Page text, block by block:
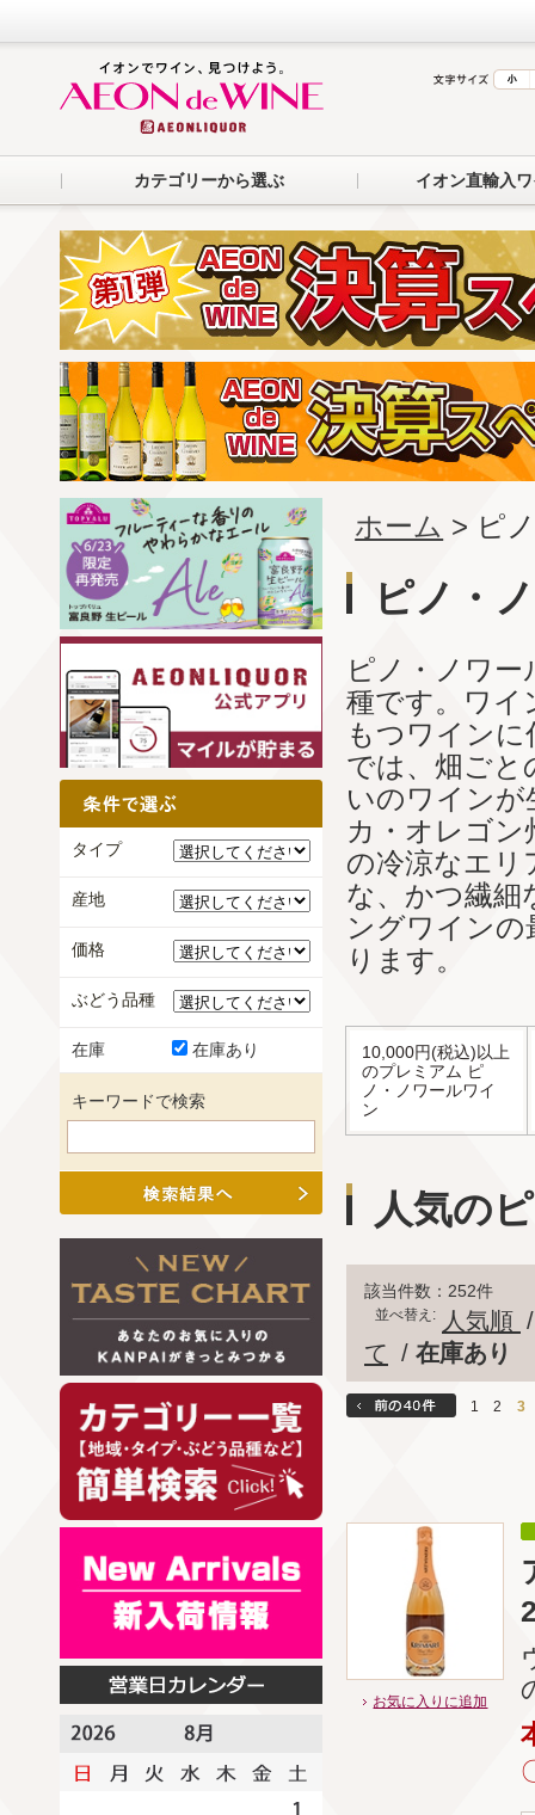
カテゴリーから選ぶ イオン直輸入
ホーム > ピ
ピノ・
ピノ・ノワ
種です。ワイ
もつワイン
では、畑ごと
いのワイン
カ・オレゴ
の冷涼なエリ
な、かつ繊細
ングワイン
ります。
10,000円(税込)以上
のプレミアム ピ
ノ・ノワールワイ
ン
人気の
該当件数：252件
並べ替え: 人気順
て / 在庫あり
1 2 3
お気に入りに追加
タイプ
産地
価格
ぶどう品種
在庫 在庫あり
キーワードで検索